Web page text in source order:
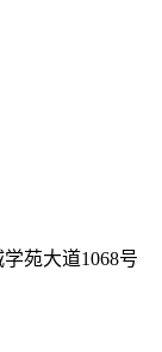
苑大道1068号